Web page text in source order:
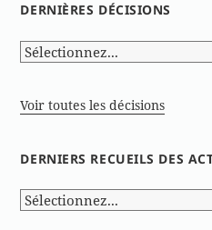
DERNIÈRES DÉCISIONS
Voir toutes les décisions
DERNIERS RECUEILS DES